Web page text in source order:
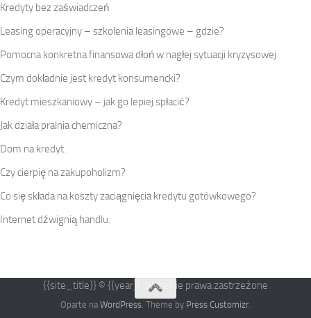
Kredyty bez zaświadczeń
Leasing operacyjny – szkolenia leasingowe – gdzie?
Pomocna konkretna finansowa dłoń w nagłej sytuacji kryzysowej
Czym dokładnie jest kredyt konsumencki?
Kredyt mieszkaniowy – jak go lepiej spłacić?
Jak działa pralnia chemiczna?
Dom na kredyt.
Czy cierpię na zakupoholizm?
Co się składa na koszty zaciągnięcia kredytu gotówkowego?
Internet dźwignią handlu.
{{site_title}} © {{year}}. Wszelkie prawa zastrzeżone
Oparte naWordPress. Theme by Press Customizr.